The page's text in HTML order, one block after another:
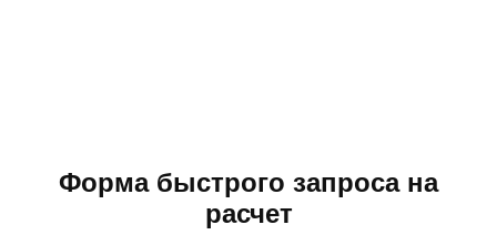
Форма быстрого запроса на
расчет